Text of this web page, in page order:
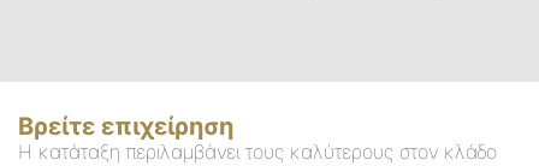
Βρείτε επιχείρηση
Η κατάταξη περιλαμβάνει τους καλύτερους στον κλάδο